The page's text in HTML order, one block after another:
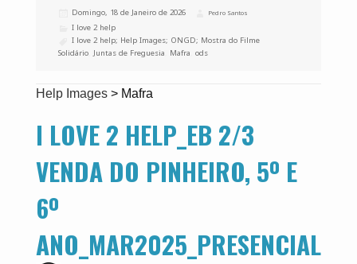
Publicado
Domingo, 18 de Janeiro de 2026 Autor
Pedro Santos
Categorias
I love 2 help
Etiquetas
I love 2 help; Help Images; ONGD; Mostra do Filme
Solidário Juntas de Freguesia Mafra ,ods
Help Images> Mafra
I LOVE 2 HELP_EB 2/3
VENDA DO PINHEIRO, 5º E
6º
ANO_MAR2025_PRESENCIAL